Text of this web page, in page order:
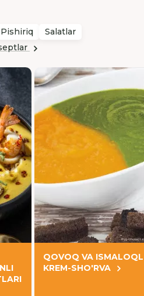
Pishiriq
Salatlar
QOVOQ VA
KREM-SHO'RVA